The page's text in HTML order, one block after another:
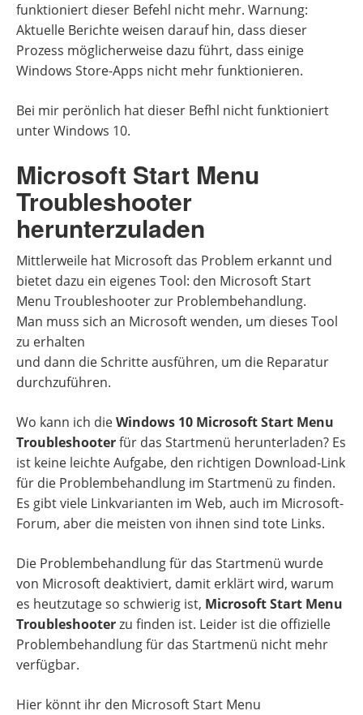
funktioniert dieser Befehl nicht mehr. Warnung:
Aktuelle Berichte weisen darauf hin, dass dieser
Prozess möglicherweise dazu führt, dass einige
Windows Store-Apps nicht mehr funktionieren.
Bei mir perönlich hat dieser Befhl nicht funktioniert
unter Windows 10.
Microsoft Start Menu
Troubleshooter
herunterzuladen
Mittlerweile hat Microsoft das Problem erkannt und
bietet dazu ein eigenes Tool: den Microsoft Start
Menu Troubleshooter zur Problembehandlung.
Man muss sich an Microsoft wenden, um dieses Tool
zu erhalten
und dann die Schritte ausführen, um die Reparatur
durchzuführen.
Wo kann ich dieWindows 10 Microsoft Start Menu
Troubleshooterfür das Startmenü herunterladen? Es
ist keine leichte Aufgabe, den richtigen Download-Link
für die Problembehandlung im Startmenü zu finden.
Es gibt viele Linkvarianten im Web, auch im Microsoft-
Forum, aber die meisten von ihnen sind tote Links.
Die Problembehandlung für das Startmenü wurde
von Microsoft deaktiviert, damit erklärt wird, warum
es heutzutage so schwierig ist, Microsoft Start Menu
Troubleshooterzu finden ist. Leider ist die offizielle
Problembehandlung für das Startmenü nicht mehr
verfügbar.
Hier könnt ihr den Microsoft Start Menu